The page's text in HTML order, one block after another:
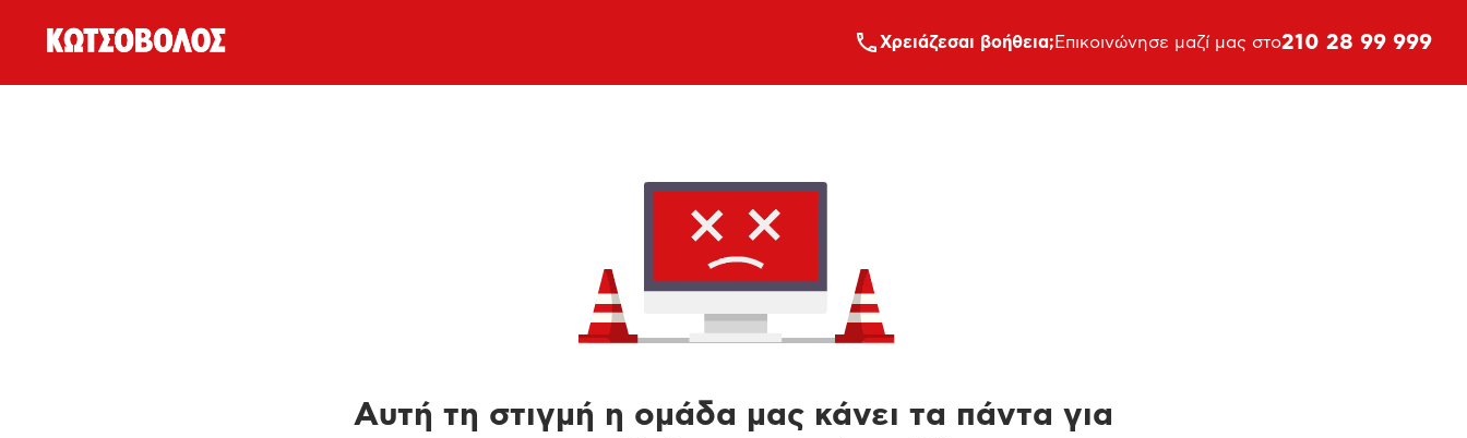
Xρειάζεσαι βοήθεια; Επικοινώνησε μαζί μας στο210 28 99 999
Αυτή τη στιγμή η ομάδα μας κάνει τα πάντα για